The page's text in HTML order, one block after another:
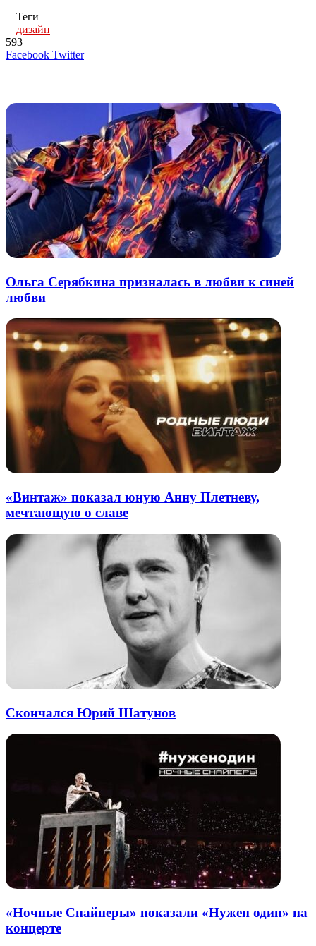
Теги
дизайн
593
Facebook TwitterLinkedIn
Tumblr
Reddit
Вконтакте
Одноклассники
Skype
Messenger
Messenger
WhatsApp
Telegram
Viber
Line
Поделиться
Печатать
Ольга Серябкина призналась в любви к синей
любви
«Винтаж» показал юную Анну Плетневу,
мечтающую о славе
Скончался Юрий Шатунов
«Ночные Снайперы» показали «Нужен один» на
концерте